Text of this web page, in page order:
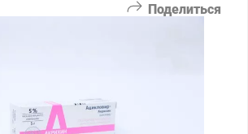
Поделиться